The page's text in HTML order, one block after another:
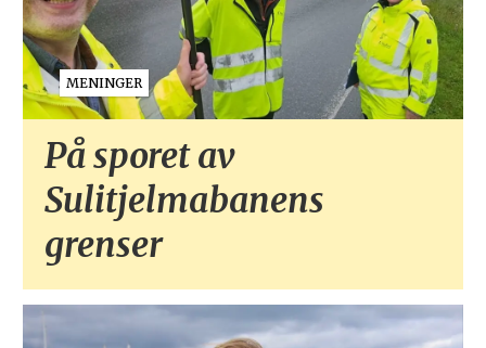
MENINGER
På sporet av
Sulitjelmabanens
grenser